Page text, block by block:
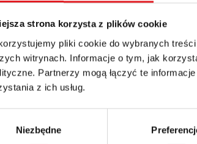
strona korzysta z plików cookie
pliki cookie do wybranych
witrynach. Informacje o tym, jak
Partnerzy mogą łączyć te
z ich usług.
Niezbędne
Zapytaj o szczegóły oferty
*